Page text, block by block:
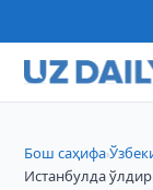
Бош саҳифа›
Истанбулда